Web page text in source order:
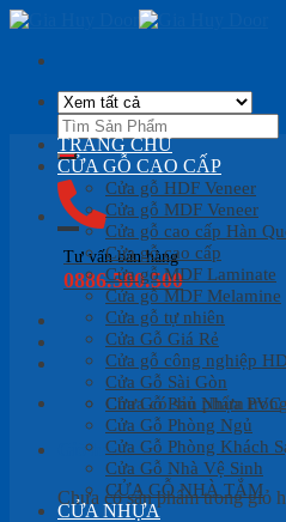
Skip
content
Tìm
kiếm:
Tư vấn bán hàng
0886.500.500
Chưa có sản phẩm
Giỏ hàng
Chưa có sản phẩm trong giỏ
TRANG CHỦ
CỬA GỖ CAO CẤP
Cửa gỗ HDF Veneer
Cửa gỗ MDF Veneer
Cửa gỗ cao cấp Hàn
Cửa gỗ cao cấp
Cửa gỗ MDF Laminate
Cửa gỗ MDF Melamine
Cửa gỗ tự nhiên
Cửa Gỗ Giá Rẻ
Cửa gỗ công nghiệp
Cửa Gỗ Sài Gòn
Cửa Gỗ Phủ Nhựa PVC
Cửa Gỗ Phòng Ngủ
Cửa Gỗ Phòng Khách
Cửa Gỗ Nhà Vệ Sinh
CỬA GỖ NHÀ TẮM
CỬA NHỰA